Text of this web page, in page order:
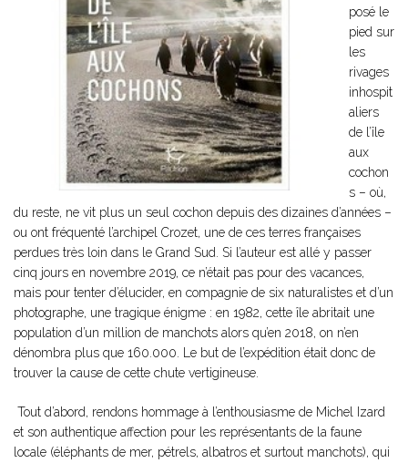
posé le
pied sur
les
rivages
inhospit
aliers
de l’île
aux
cochon
s – où,
du reste, ne vit plus un seul cochon depuis des dizaines d’années –
ou ont fréquenté l’archipel Crozet, une de ces terres françaises
perdues très loin dans le Grand Sud. Si l’auteur est allé y passer
cinq jours en novembre 2019, ce n’était pas pour des vacances,
mais pour tenter d’élucider, en compagnie de six naturalistes et d’un
photographe, une tragique énigme : en 1982, cette île abritait une
population d’un million de manchots alors qu’en 2018, on n’en
dénombra plus que 160.000. Le but de l’expédition était donc de
trouver la cause de cette chute vertigineuse.
Tout d’abord, rendons hommage à l’enthousiasme de Michel Izard
et son authentique affection pour les représentants de la faune
locale (éléphants de mer, pétrels, albatros et surtout manchots), qui